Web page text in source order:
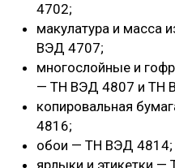
4702;
макулатура и масса
ВЭД 4707;
многослойные и
— ТН ВЭД 4807 и ТН
копировальная
4816;
обои — ТН ВЭД 4814;